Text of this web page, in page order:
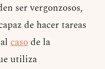
ser vergonzosos,
de hacer tareas
casode la
utiliza